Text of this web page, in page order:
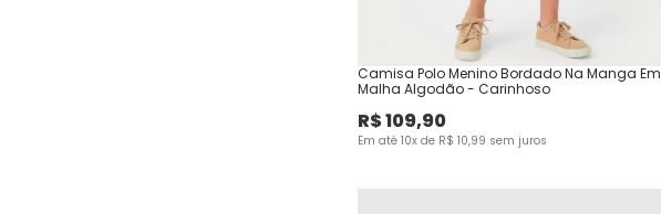
Camisa Polo Menino Bordado Na Manga Em
Malha Algodão - Carinhoso
R$109,90
Em até 10x de R$ 10,99 sem juros